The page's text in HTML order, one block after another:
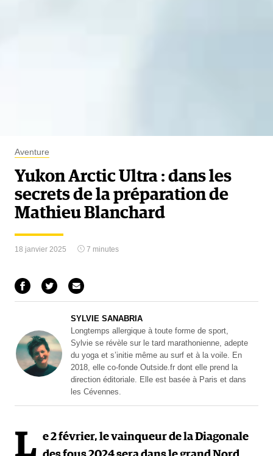
Aventure
Yukon Arctic Ultra : dans les
secrets de la préparation de
Mathieu Blanchard
18 janvier 2025 7 minutes
SYLVIE SANABRIA
Longtemps allergique à toute forme de sport,
Sylvie se révèle sur le tard marathonienne, adepte
du yoga et s’initie même au surf et à la voile. En
2018, elle co-fonde Outside.fr dont elle prend la
direction éditoriale. Elle est basée à Paris et dans
les Cévennes.
L e 2 février, le vainqueur de la Diagonale